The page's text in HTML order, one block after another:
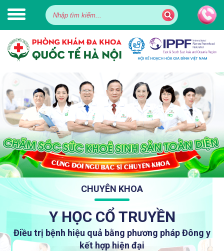
CHUYÊN KHOA
Y HỌC CỔ TRUYỀN
Điều trị bệnh hiệu quả bằng phương pháp Đông y
kết hợp hiện đại